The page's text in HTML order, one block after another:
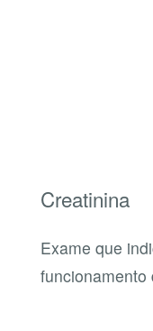
Creatinina
Exame que
funcionamento